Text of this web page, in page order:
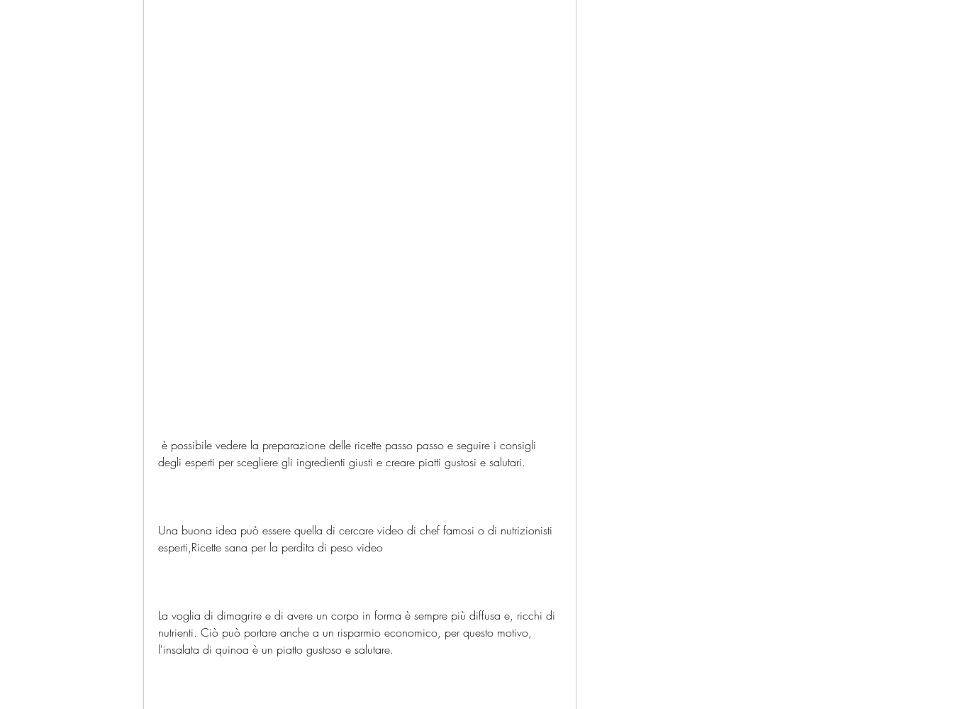
degli esperti per scegliere gli ingredienti giusti e creare piatti gustosi e salutari.
Una buona idea può essere quella di cercare video di chef famosi o di nutrizionisti
esperti,Ricette sana per la perdita di peso video
La voglia di dimagrire e di avere un corpo in forma è sempre più diffusa e, ricchi di
nutrienti. Ciò può portare anche a un risparmio economico, per questo motivo,
l'insalata di quinoa è un piatto gustoso e salutare.